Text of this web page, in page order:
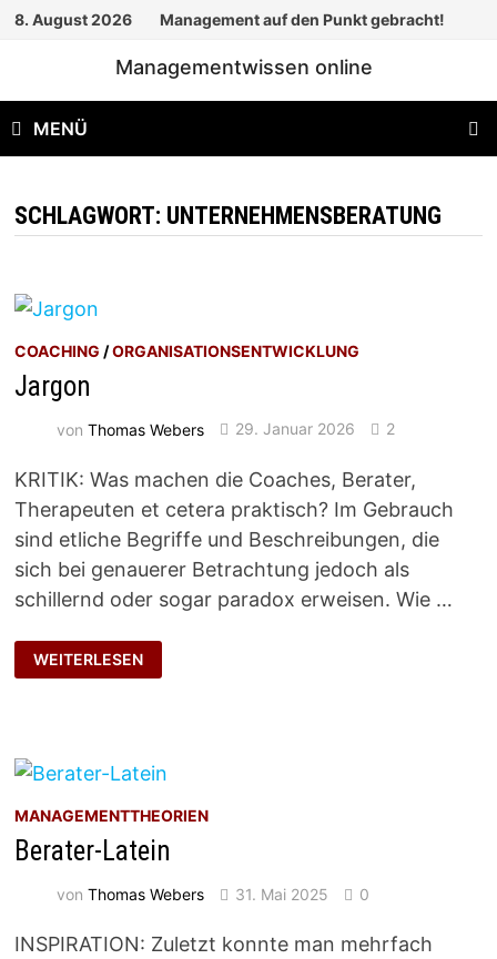
Zum
8. August 2026 Management auf den Punkt gebracht!
Managementwissen online
MENÜ
SCHLAGWORT: UNTERNEHMENSBERATUNG
COACHING /ORGANISATIONSENTWICKLUNG
Jargon
vonThomas Webers 29. Januar 2026 2
KRITIK: Was machen die Coaches, Berater,
Therapeuten et cetera praktisch? Im Gebrauch
sind etliche Begriffe und Beschreibungen, die
sich bei genauerer Betrachtung jedoch als
schillernd oder sogar paradox erweisen. Wie …
JARGON
WEITERLESEN
MANAGEMENTTHEORIEN
Berater-Latein
vonThomas Webers 31. Mai 2025 0
INSPIRATION: Zuletzt konnte man mehrfach